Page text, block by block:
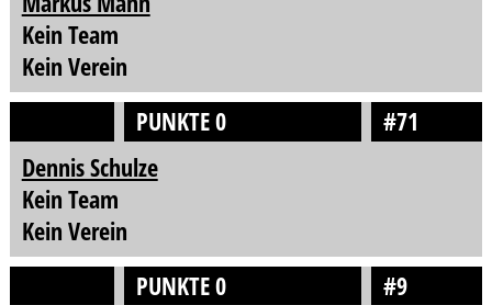
Kein Team
Kein Verein
PUNKTE 0
#71
Dennis Schulze
Kein Team
Kein Verein
PUNKTE 0
#9